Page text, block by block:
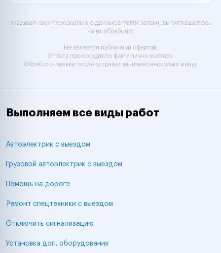
Указывая свои персональные данные в полях заявки, вы соглашаетесь
на их обработку.
Не является публичной офертой.
Оплата происходит по факту лично мастеру.
Обработка заявки после отправки занимает несколько минут.
Выполняем все виды работ
Автоэлектрик с выездом
Грузовой автоэлектрик с выездом
Помощь на дороге
Ремонт спецтехники с выездом
Отключить сигнализацию
Установка доп. оборудования